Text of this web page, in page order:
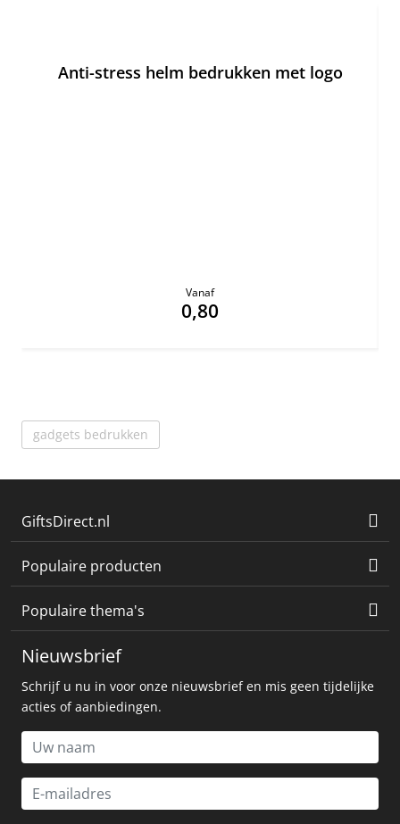
Anti-stress helm bedrukken met logo
Vanaf
0,80
gadgets bedrukken
GiftsDirect.nl
Populaire producten
Populaire thema's
Nieuwsbrief
Schrijf u nu in voor onze nieuwsbrief en mis geen tijdelijke
acties of aanbiedingen.